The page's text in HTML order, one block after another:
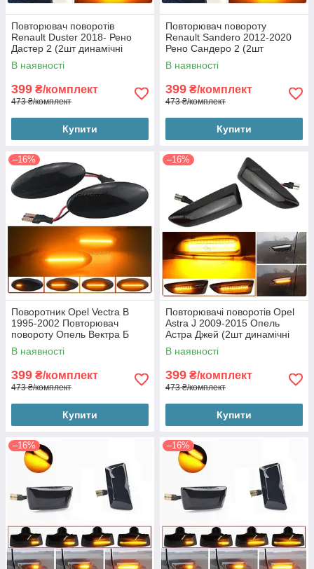
Повторювач поворотів
Renault Duster 2018- Рено
Дастер 2 (2шт динамічні
чорні ЛЕД)
В наявності
399 ₴/комплект
473 ₴/комплект
Купити
Повторювач повороту
Renault Sandero 2012-2020
Рено Сандеро 2 (2шт
динамічні чорні ЛЕД)
В наявності
399 ₴/комплект
473 ₴/комплект
Купити
–16%
Поворотник Opel Vectra B
1995-2002 Повторювач
повороту Опель Вектра Б
(2шт динамічні чорні ЛЕД)
В наявності
399 ₴/комплект
473 ₴/комплект
Купити
–16%
Повторювачі поворотів Opel
Astra J 2009-2015 Опель
Астра Джей (2шт динамічні
чорні ЛЕД)
В наявності
399 ₴/комплект
473 ₴/комплект
Купити
–16% –16%